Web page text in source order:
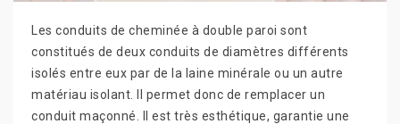
Les conduits de cheminée à double paroi sont
constitués de deux conduits de diamètres différents
isolés entre eux par de la laine minérale ou un autre
matériau isolant. Il permet donc de remplacer un
conduit maçonné. Il est très esthétique, garantie une